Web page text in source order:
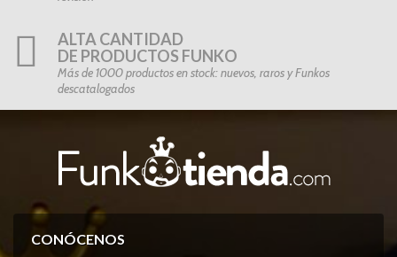
ALTA CANTIDAD
DE PRODUCTOS FUNKO
Más de 1000 productos en stock: nuevos, raros y Funkos
descatalogados
CONÓCENOS